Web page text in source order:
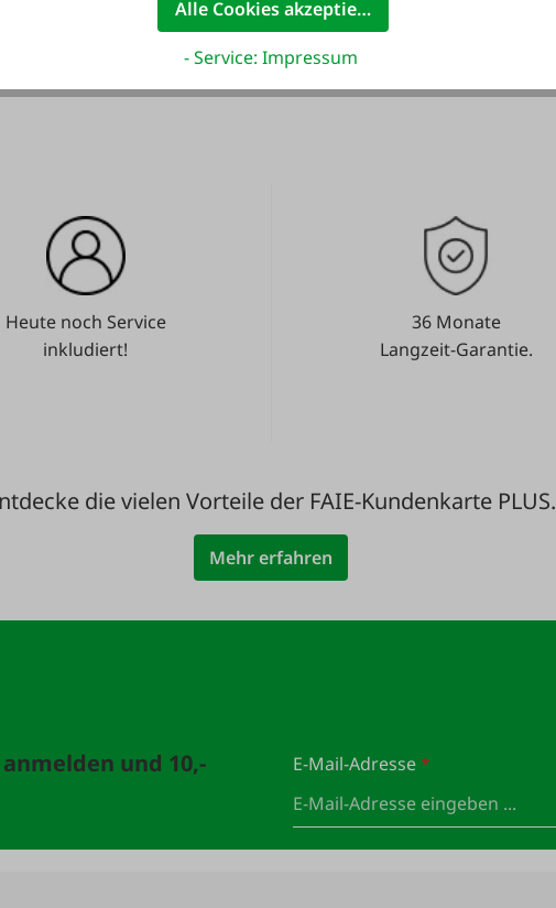
Heute noch Service
inkludiert!
36 Monate
Langzeit-Garantie.
die vielen Vorteile der FAIE-Kundenkarte PLUS.
Mehr erfahren
und 10,-
E-Mail-Adresse*
Alle Cookies akzeptieren
- Service: Impressum